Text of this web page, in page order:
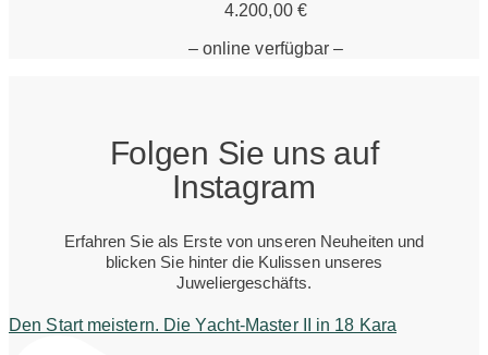
4.200,00 €
– online verfügbar –
Folgen Sie uns auf
Instagram
Erfahren Sie als Erste von unseren Neuheiten und
blicken Sie hinter die Kulissen unseres
Juweliergeschäfts.
Den Start meistern. Die Yacht-Master II in 18 Kara